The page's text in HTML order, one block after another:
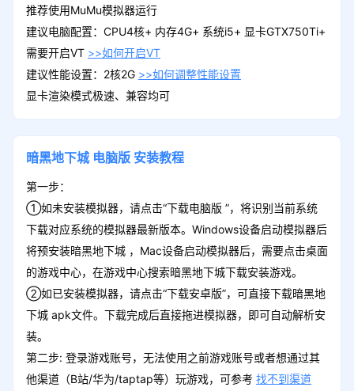
推荐使用MuMu模拟器运行
建议电脑配置：CPU4核+ 内存4G+ 系统i5+ 显卡GTX750Ti+
需要开启VT >>如何开启VT
建议性能设置：2核2G >>如何调整性能设置
显卡渲染模式极速、兼容均可
暗黑地下城 电脑版 安装教程
第一步：
①如未安装模拟器，请点击“下载电脑版 ”，将识别当前系统
下载对应系统的模拟器最新版本。Windows设备启动模拟器后
将预安装暗黑地下城 ，Mac设备启动模拟器后，需要点击桌面
的游戏中心，在游戏中心搜索暗黑地下城下载安装游戏。
②如已安装模拟器，请点击“下载安卓版”，可直接下载暗黑地
下城 apk文件。下载完成后直接拖进模拟器，即可自动解析安
装。
第二步: 登录游戏账号，无法使用之前游戏账号或者想通过其
他渠道（B站/华为/taptap等）玩游戏，可参考 找不到渠道